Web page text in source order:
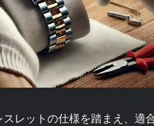
レットの仕様を踏まえ、適